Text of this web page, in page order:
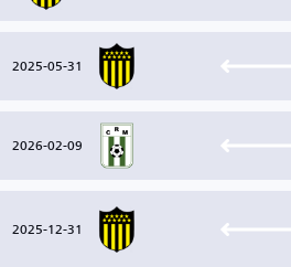
2025-05-31
2026-02-09
2025-12-31